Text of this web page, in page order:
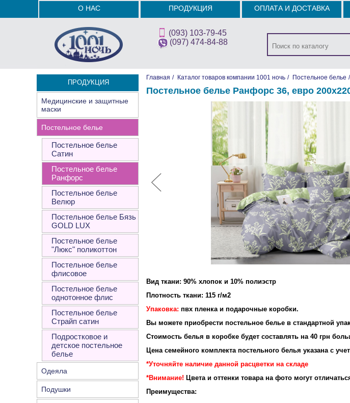
О НАС ПРОДУКЦИЯ ОПЛАТА И ДОСТАВКА
(093) 103-79-45
(097) 474-84-88
ПРОДУКЦИЯ
Медицинские и защитные
маски
Постельное белье
Постельное белье
Сатин
Постельное белье
Ранфорс
Постельное белье
Велюр
Постельное белье Бязь
GOLD LUX
Постельное белье
"Люкс" поликоттон
Постельное белье
флисовое
Постельное белье
однотонное флис
Постельное белье
Страйп сатин
Подростковое и
детское постельное
белье
Одеяла
Подушки
Главная / Каталог товаров компании 1001 ночь / Постельное белье /
Постельное белье Ранфорс 36, евро
Вид ткани: 90% хлопок и 10% полиэстр
Плотность ткани: 115 г/м2
Упаковка: пвх пленка и подарочные коробки.
Вы можете приобрести постельное белье в стандартной
Стоимость белья в коробке будет составлять на 40 грн
Цена семейного комплекта постельного белья указана с
*Уточняйте наличие данной расцветки на складе
*Внимание! Цвета и оттенки товара на фото могут
Преимущества: